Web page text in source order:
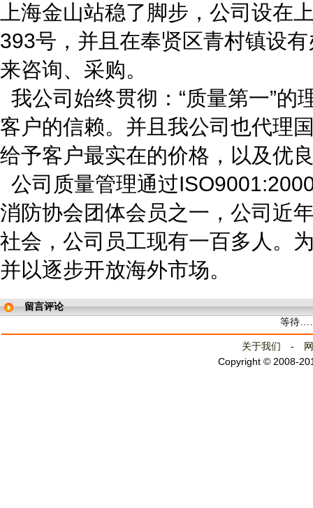
上海金山站稳了脚步，公司设在
393号，并且在奉贤区青村镇设
来咨询、采购。
我公司始终贯彻：“质量第一”
客户的信赖。并且我公司也代理
给予客户最实在的价格，以及优
公司质量管理通过
消防协会团体会员之一，公司近
社会，公司员工现有一百多人。
并以逐步开放海外市场。
留言评论
等待
关于我们 -
Copyright © 2008-